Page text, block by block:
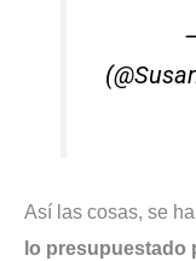
Así las cosas, se
lo presupuestado